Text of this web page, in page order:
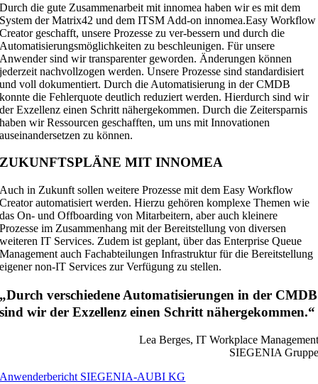
Durch die gute Zusammenarbeit mit innomea haben wir es mit dem
System der Matrix42 und dem ITSM Add-on innomea.Easy Workflow
Creator geschafft, unsere Prozesse zu ver-bessern und durch die
Automatisierungsmöglichkeiten zu beschleunigen. Für unsere
Anwender sind wir transparenter geworden. Änderungen können
jederzeit nachvollzogen werden. Unsere Prozesse sind standardisiert
und voll dokumentiert. Durch die Automatisierung in der CMDB
konnte die Fehlerquote deutlich reduziert werden. Hierdurch sind wir
der Exzellenz einen Schritt nähergekommen. Durch die Zeitersparnis
haben wir Ressourcen geschafften, um uns mit Innovationen
auseinandersetzen zu können.
ZUKUNFTSPLÄNE MIT INNOMEA
Auch in Zukunft sollen weitere Prozesse mit dem Easy Workflow
Creator automatisiert werden. Hierzu gehören komplexe Themen wie
das On- und Offboarding von Mitarbeitern, aber auch kleinere
Prozesse im Zusammenhang mit der Bereitstellung von diversen
weiteren IT Services. Zudem ist geplant, über das Enterprise Queue
Management auch Fachabteilungen Infrastruktur für die Bereitstellung
eigener non-IT Services zur Verfügung zu stellen.
„Durch verschiedene Automatisierungen in der CMDB
sind wir der Exzellenz einen Schritt nähergekommen.“
Lea Berges, IT Workplace Management
SIEGENIA Gruppe
Anwenderbericht SIEGENIA-AUBI KG